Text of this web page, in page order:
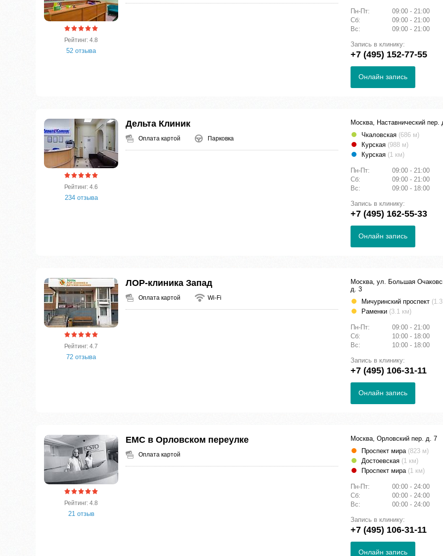
Рейтинг: 4.8
52 отзыва
Пн-Пт:
09:00 - 21:00
Сб:
09:00 - 21:00
Вс:
09:00 - 21:00
Запись в клинику:
+7 (495) 152-77-55
Онлайн запись
Рейтинг: 4.6
234 отзыва
Дельта Клиник
Оплата картой Парковка
Москва, Наставнический пер.
Чкаловская (686 м)
Курская (988 м)
Курская (1 км)
Пн-Пт:
09:00 - 21:00
Сб:
09:00 - 21:00
Вс:
09:00 - 18:00
Запись в клинику:
+7 (495) 162-55-33
Онлайн запись
Рейтинг: 4.7
72 отзыва
ЛОР-клиника Запад
Оплата картой Wi-Fi
Москва, ул. Большая
д. 3
Мичуринский проспект
Раменки (3.1 км)
Пн-Пт:
09:00 - 21:00
Сб:
10:00 - 18:00
Вс:
10:00 - 18:00
Запись в клинику:
+7 (495) 106-31-11
Онлайн запись
Рейтинг: 4.8
21 отзыв
ЕМС в Орловском переулке
Оплата картой
Москва, Орловский пер. д. 7
Проспект мира (823 м)
Достоевская (1 км)
Проспект мира (1 км)
Пн-Пт:
00:00 - 24:00
Сб:
00:00 - 24:00
Вс:
00:00 - 24:00
Запись в клинику:
+7 (495) 106-31-11
Онлайн запись